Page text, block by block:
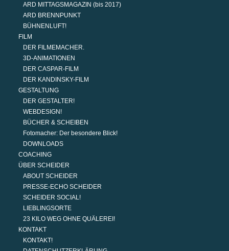
ARD MITTAGSMAGAZIN (bis 2017)
ARD BRENNPUNKT
BÜHNENLUFT!
FILM
DER FILMEMACHER.
3D-ANIMATIONEN
DER CASPAR-FILM
DER KANDINSKY-FILM
GESTALTUNG
DER GESTALTER!
WEBDESIGN!
BÜCHER & SCHEIBEN
Fotomacher: Der besondere Blick!
DOWNLOADS
COACHING
ÜBER SCHEIDER
ABOUT SCHEIDER
PRESSE-ECHO SCHEIDER
SCHEIDER SOCIAL!
LIEBLINGSORTE
23 KILO WEG OHNE QUÄLEREI!
KONTAKT
KONTAKT!